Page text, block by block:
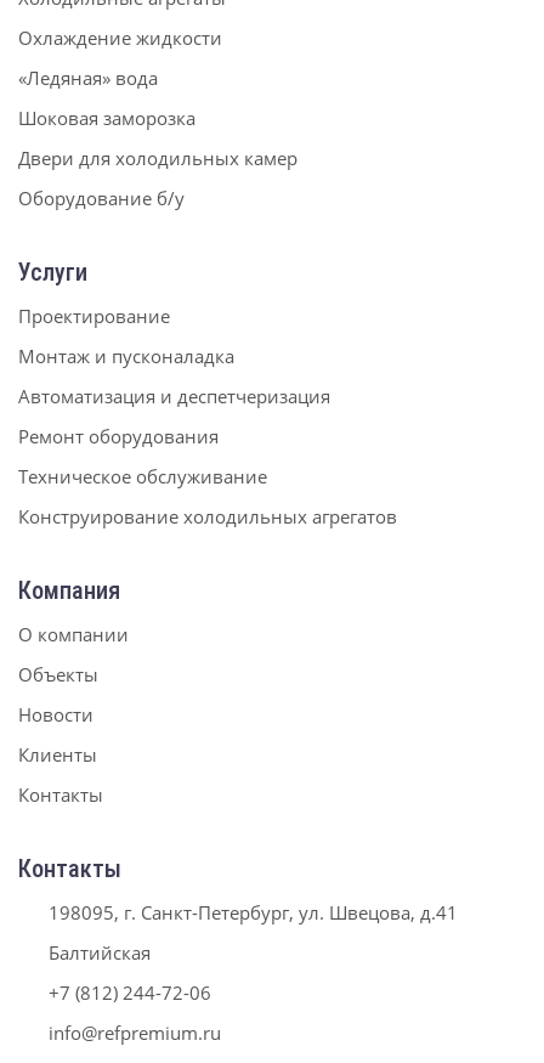
Охлаждение жидкости
«Ледяная» вода
Шоковая заморозка
Двери для холодильных камер
Оборудование б/у
Услуги
Проектирование
Монтаж и пусконаладка
Автоматизация и деспетчеризация
Ремонт оборудования
Техническое обслуживание
Конструирование холодильных агрегатов
Компания
О компании
Объекты
Новости
Клиенты
Контакты
Контакты
198095, г. Санкт-Петербург, ул. Швецова, д.41
Балтийская
+7 (812) 244-72-06
info@refpremium.ru